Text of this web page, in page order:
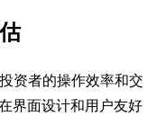
资者的操作效率和交
界面设计和用户友好